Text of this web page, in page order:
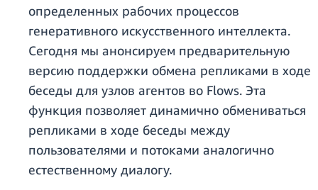
определенных рабочих процессов
генеративного искусственного интеллекта.
Сегодня мы анонсируем предварительную
версию поддержки обмена репликами в ходе
беседы для узлов агентов во Flows. Эта
функция позволяет динамично обмениваться
репликами в ходе беседы между
пользователями и потоками аналогично
естественному диалогу.